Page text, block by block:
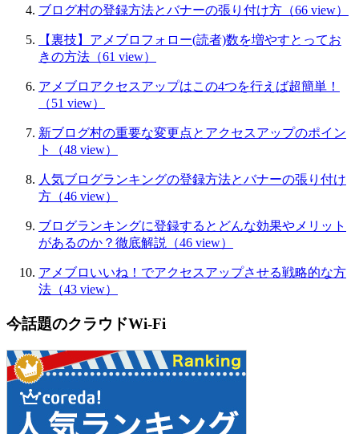
ブログ村の登録方法とバナーの張り付け方 （66 view）
【裏技】アメブロフォロー(読者)数を増やすとってお
きの方法 （61 view）
アメブロアクセスアップはこの4つを行えば超簡単！
（51 view）
新ブログ村の重要な変更点とアクセスアップのポイン
ト
（48 view）
人気ブログランキングの登録方法とバナーの張り付け
方 （46 view）
ブログランキングに登録するとどんな効果やメリット
があるのか？徹底解説
（46 view）
アメブロいいね！でアクセスアップさせる戦略的な方
法 （43 view）
今話題のクラウドWi-Fi